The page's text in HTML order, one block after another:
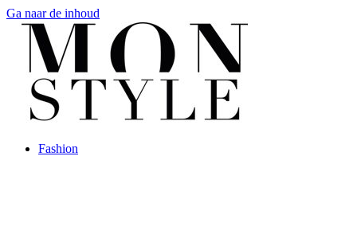
Ga naar de inhoud
Fashion